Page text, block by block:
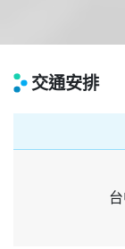
交通安排